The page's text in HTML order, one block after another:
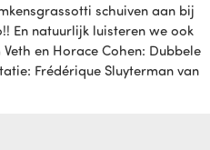
schuiven aan bij
En natuurlijk luisteren we ook
en Horace Cohen: Dubbele
Frédérique Sluyterman van